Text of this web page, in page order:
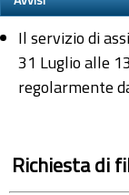
Il servizio di
31 Luglio alle
regolarmente
Richiesta di